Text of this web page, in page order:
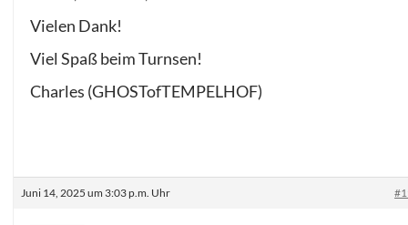
Vielen Dank!
Viel Spaß beim Turnsen!
Charles (GHOSTofTEMPELHOF)
Juni 14, 2025 um 3:03 p.m. Uhr